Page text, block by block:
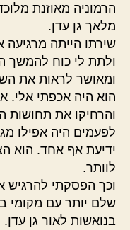
הרמוניה מאוזנת
מלאך גן עדן.
שירתו הייתה מרגיעה
ולתת לי כוח להמשך
ומאושר לראות את
הוא היה אכפתי אלי.
והרחיקו את תחושות
לפעמים היה אפילו
ידיעת אף אחד. הוא
לוותר.
וכך הפסקתי להרגיש
שלם יותר עם מקומי
בנואשות לאור גן עדן.